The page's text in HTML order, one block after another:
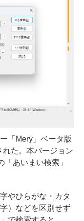
「Mery」ベータ版
た。本バージョン
あいまい検索」
やひらがな・カタ
）などを区別せず